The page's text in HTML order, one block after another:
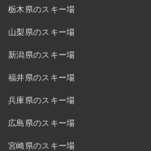
栃木県のスキー場
山梨県のスキー場
新潟県のスキー場
福井県のスキー場
兵庫県のスキー場
広島県のスキー場
宮崎県のスキー場